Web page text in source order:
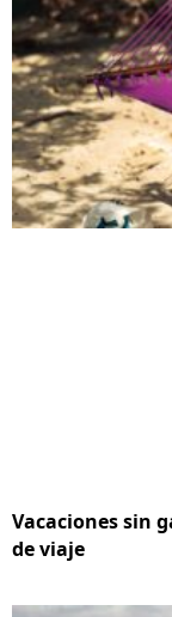
Vacaciones sin
de viaje